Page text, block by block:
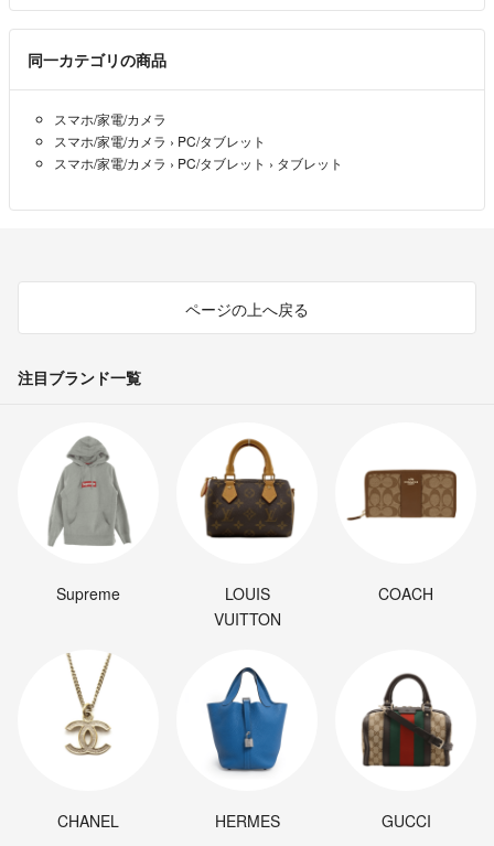
※こちらの商品は1点物となります。
※他サイトへの併売を行なっている為、予告無く商品が削除される場合が
ありますので、ご注意ください。
同一カテゴリの商品
スマホ/家電/カメラ
スマホ/家電/カメラ › PC/タブレット
スマホ/家電/カメラ › PC/タブレット › タブレット
ページの上へ戻る
注目ブランド一覧
Supreme
LOUIS
VUITTON
COACH
CHANEL HERMES GUCCI